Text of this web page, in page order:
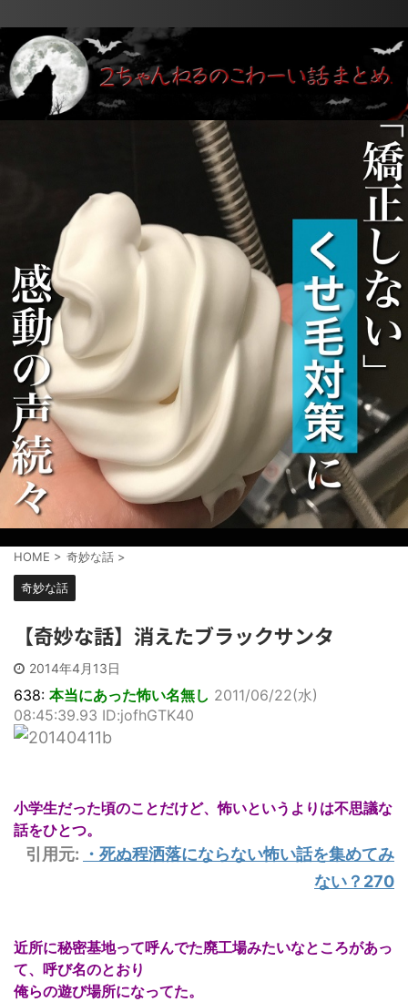
HOME > 奇妙な話 >
奇妙な話
【奇妙な話】消えたブラックサンタ
2014年4月13日
638: 本当にあった怖い名無し 2011/06/22(水)
08:45:39.93 ID:jofhGTK40
小学生だった頃のことだけど、怖いというよりは不思議な
話をひとつ。
引用元: ・ 死ぬ程洒落にならない怖い話を集めてみ
ない？270
近所に秘密基地って呼んでた廃工場みたいなところがあっ
て、呼び名のとおり
俺らの遊び場所になってた。